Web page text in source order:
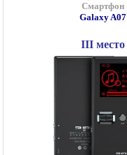
Смартфон
Galaxy A07
III место